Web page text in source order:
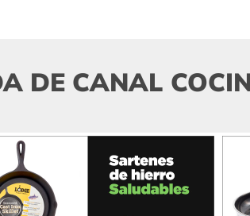
DE CANAL